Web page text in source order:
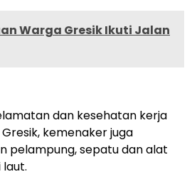
Warga Gresik Ikuti Jalan
dan kesehatan kerja
kemenaker juga
pelampung, sepatu dan alat